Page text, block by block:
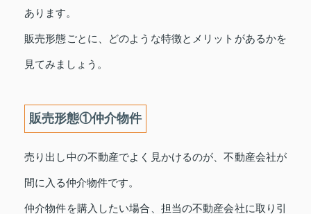
あります。
販売形態ごとに、どのような特徴とメリットがあるかを
見てみましょう。
販売形態①仲介物件
売り出し中の不動産でよく見かけるのが、不動産会社が
間に入る仲介物件です。
仲介物件を購入したい場合、担当の不動産会社に取り引